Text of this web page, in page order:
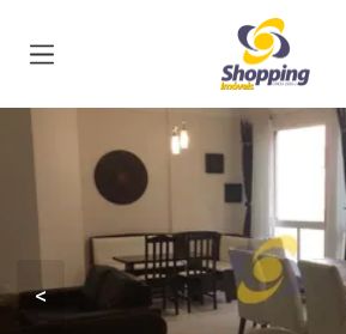
Página inicial
<